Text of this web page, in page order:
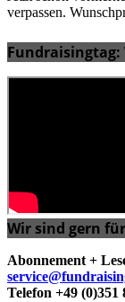
verpassen.
Fundraisingtag:
Wir sind gern
Abonnement +
Telefon +49 (0)351